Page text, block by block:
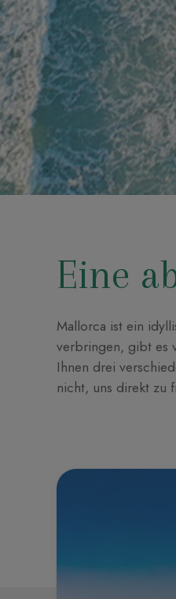
Eine
Mallorca ist ein
verbringen, gibt es
Ihnen drei
nicht, uns direkt zu